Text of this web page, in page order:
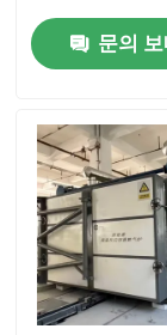
소식
인용문을 요
롤러 단조로
푸셔 전기로
문의